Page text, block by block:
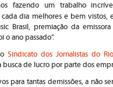
fazendo um trabalho
cada dia melhores e bem vistos,
Brasil, premiação da
o ano passado”.
Sindicato dos Jornalistas do
busca de lucro por parte dos
para tantas demissões, a não